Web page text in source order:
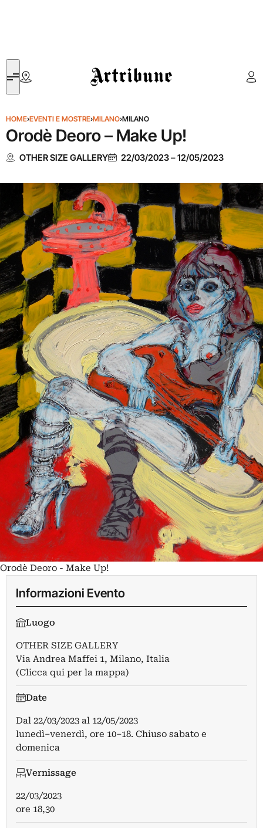
Artribune
HOME›EVENTI E MOSTRE›MILANO›MILANO
Orodè Deoro – Make Up!
OTHER SIZE GALLERY 22/03/2023–12/05/2023
Orodè Deoro - Make Up!
Informazioni Evento
Luogo
OTHER SIZE GALLERY
Via Andrea Maffei 1, Milano, Italia
(Clicca qui per la mappa)
Date
Dal 22/03/2023 al 12/05/2023
lunedì–venerdì, ore 10–18. Chiuso sabato e
domenica
Vernissage
22/03/2023
ore 18,30